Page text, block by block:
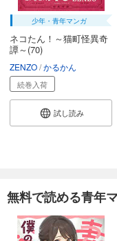
少年・青年マンガ
ネコたん！～猫町怪異奇
譚～(70)
ZENZO かるかん
続巻入荷
試し読み
無料で読める青年